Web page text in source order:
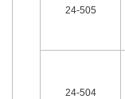
24-505
24-504